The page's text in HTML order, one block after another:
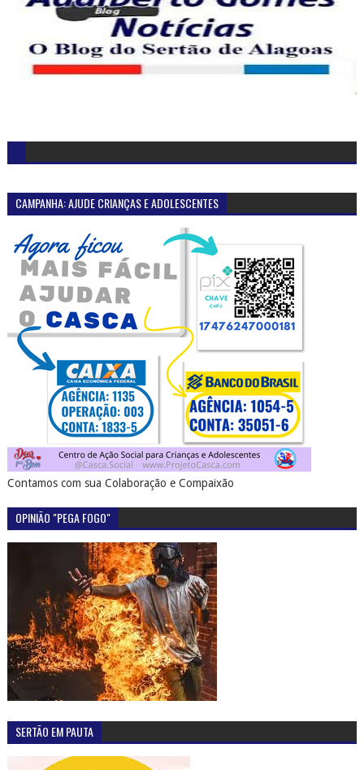
CAMPANHA: AJUDE CRIANÇAS E ADOLESCENTES
Contamos com sua Colaboração e Compaixão
OPINIÃO "PEGA FOGO"
SERTÃO EM PAUTA